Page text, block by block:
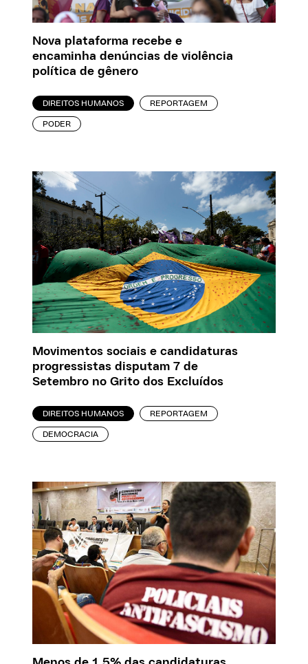
Nova plataforma recebe e
encaminha denúncias de violência
política de gênero
DIREITOS HUMANOS REPORTAGEM
PODER
Movimentos sociais e candidaturas
progressistas disputam 7 de
Setembro no Grito dos Excluídos
DIREITOS HUMANOS REPORTAGEM
DEMOCRACIA